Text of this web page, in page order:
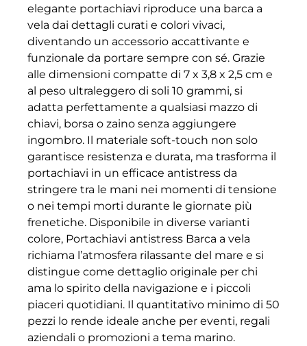
elegante portachiavi riproduce una barca a
vela dai dettagli curati e colori vivaci,
diventando un accessorio accattivante e
funzionale da portare sempre con sé. Grazie
alle dimensioni compatte di 7 x 3,8 x 2,5 cm e
al peso ultraleggero di soli 10 grammi, si
adatta perfettamente a qualsiasi mazzo di
chiavi, borsa o zaino senza aggiungere
ingombro. Il materiale soft-touch non solo
garantisce resistenza e durata, ma trasforma il
portachiavi in un efficace antistress da
stringere tra le mani nei momenti di tensione
o nei tempi morti durante le giornate più
frenetiche. Disponibile in diverse varianti
colore, Portachiavi antistress Barca a vela
richiama l’atmosfera rilassante del mare e si
distingue come dettaglio originale per chi
ama lo spirito della navigazione e i piccoli
piaceri quotidiani. Il quantitativo minimo di 50
pezzi lo rende ideale anche per eventi, regali
aziendali o promozioni a tema marino.